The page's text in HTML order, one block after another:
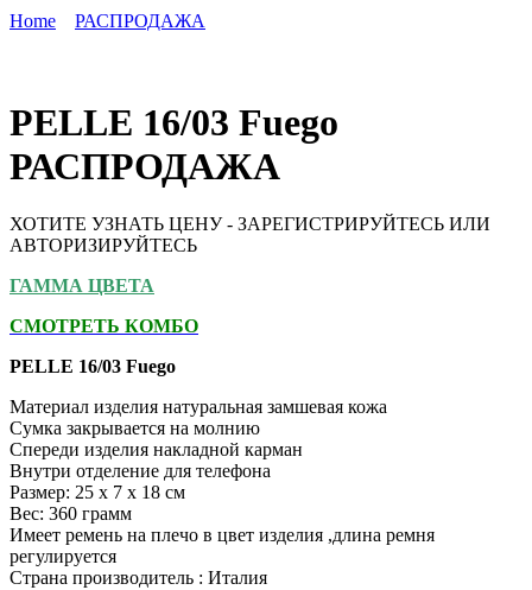
Home
РАСПРОДАЖА
PELLE 16/03 Fuego
РАСПРОДАЖА
ХОТИТЕ УЗНАТЬ ЦЕНУ - ЗАРЕГИСТРИРУЙТЕСЬ ИЛИ
АВТОРИЗИРУЙТЕСЬ
ГАММА ЦВЕТА
СМОТРЕТЬ КОМБО
PELLE 16/03 Fuego
Материал изделия натуральная замшевая кожа
Сумка закрывается на молнию
Спереди изделия накладной карман
Внутри отделение для телефона
Размер: 25 х 7 х 18 см
Вес: 360 грамм
Имеет ремень на плечо в цвет изделия ,длина ремня
регулируется
Страна производитель : Италия